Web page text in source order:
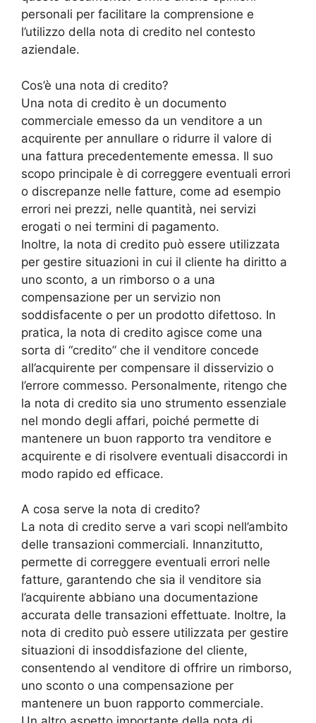
personali per facilitare la comprensione e
l’utilizzo della nota di credito nel contesto
aziendale.
Cos’è una nota di credito?
Una nota di credito è un documento
commerciale emesso da un venditore a un
acquirente per annullare o ridurre il valore di
una fattura precedentemente emessa. Il suo
scopo principale è di correggere eventuali errori
o discrepanze nelle fatture, come ad esempio
errori nei prezzi, nelle quantità, nei servizi
erogati o nei termini di pagamento.
Inoltre, la nota di credito può essere utilizzata
per gestire situazioni in cui il cliente ha diritto a
uno sconto, a un rimborso o a una
compensazione per un servizio non
soddisfacente o per un prodotto difettoso. In
pratica, la nota di credito agisce come una
sorta di “credito” che il venditore concede
all’acquirente per compensare il disservizio o
l’errore commesso. Personalmente, ritengo che
la nota di credito sia uno strumento essenziale
nel mondo degli affari, poiché permette di
mantenere un buon rapporto tra venditore e
acquirente e di risolvere eventuali disaccordi in
modo rapido ed efficace.
A cosa serve la nota di credito?
La nota di credito serve a vari scopi nell’ambito
delle transazioni commerciali. Innanzitutto,
permette di correggere eventuali errori nelle
fatture, garantendo che sia il venditore sia
l’acquirente abbiano una documentazione
accurata delle transazioni effettuate. Inoltre, la
nota di credito può essere utilizzata per gestire
situazioni di insoddisfazione del cliente,
consentendo al venditore di offrire un rimborso,
uno sconto o una compensazione per
mantenere un buon rapporto commerciale.